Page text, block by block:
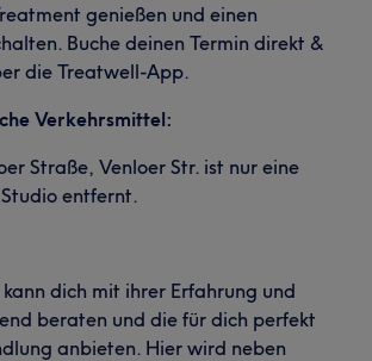
genießen und einen
Buche deinen Termin direkt &
die Treatwell-App.
Verkehrsmittel:
Straße, Venloer Str. ist nur eine
entfernt.
dich mit ihrer Erfahrung und
beraten und die für dich perfekt
anbieten. Hier wird neben